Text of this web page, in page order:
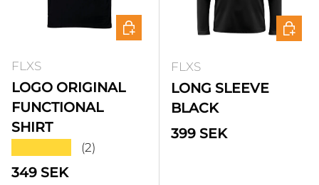
FLXS
LOGO ORIGINAL
FUNCTIONAL
SHIRT
(2)
Standardpris
349 SEK
Välj alternativ
FLXS
LONG SLEEVE
BLACK
Standardpris
399 SEK
Välj